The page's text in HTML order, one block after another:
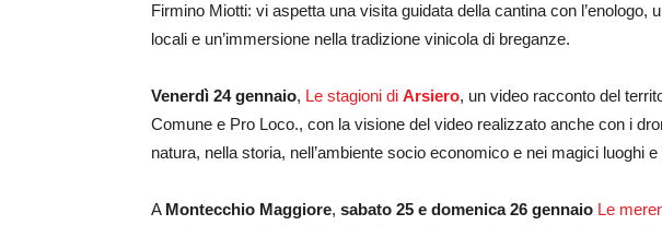
Firmino Miotti: vi aspetta una visita guidata della cantina con l’enologo,
locali e un’immersione nella tradizione vinicola di breganze.
Venerdì 24 gennaio, Le stagioni di Arsiero, un video racconto del
Comune e Pro Loco., con la visione del video realizzato anche con i
natura, nella storia, nell’ambiente socio economico e nei magici luoghi
A Montecchio Maggiore, sabato 25 e domenica 26 gennaio Le